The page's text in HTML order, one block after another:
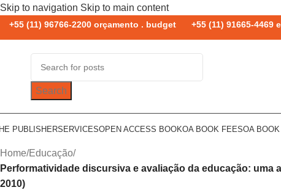
Skip to navigation Skip to main content
+55 (11) 96766-2200 orçamento . budget +55 (11) 91665-4469
Search
PUBLISHERSERVICESOPEN ACCESS BOOKOA BOOK FEESOA
Home/Educação/
Performatividade discursiva e avaliação da educação: uma
2010)